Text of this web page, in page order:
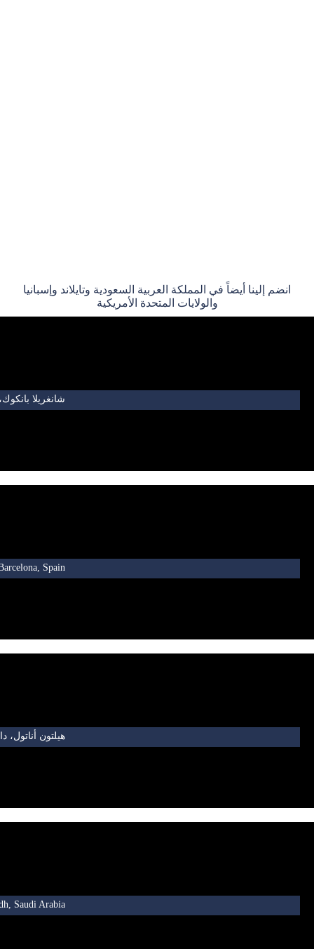
انضم إلينا أيضاً في المملكة العربية السعودية وتايلاند وإسبانيا
والولايات المتحدة الأمريكية
شانغريلا بانكوك،
Spain
هيلتون أناتول،
Saudi Arabia